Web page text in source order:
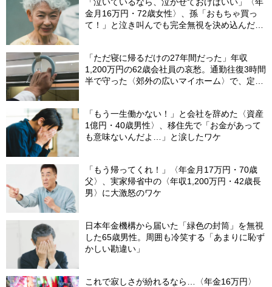
金月16万円・72歳女性〉、孫「おもちゃ買っ
て！」と泣き叫んでも完全無視を決め込んだ理
「ただ寝に帰るだけの27年間だった」年収
1,200万円の62歳会社員の哀愁。通勤往復3時間
半で守った〈郊外の広いマイホーム〉で、定年
「もう一生働かない！」と会社を辞めた〈資産
1億円・40歳男性〉、移住先で「お金があって
も意味ないんだよ…」と涙したワケ
「もう帰ってくれ！」〈年金月17万円・70歳
父〉、実家帰省中の〈年収1,200万円・42歳長
男〉に大激怒のワケ
日本年金機構から届いた「緑色の封筒」を無視
した65歳男性。周囲も冷笑する「あまりに恥ず
かしい勘違い」
これで寂しさが紛れるなら…〈年金16万円〉